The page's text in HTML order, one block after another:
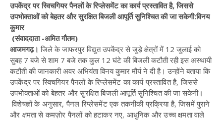
उपकेंद्र पर स्विचगियर पैनलों के रिप्लेसमेंट का कार्य प्रस्तावित है, जिससे
उपभोक्ताओं को बेहतर और सुरक्षित बिजली आपूर्ति सुनिश्चित की जा सकेगी:विनय
कुमार
(संवाददाता -अमित गौतम)
आजमगढ़।जिले के जाफरपुर विद्युत उपकेंद्र से जुड़े क्षेत्रों में 12 जुलाई को
सुबह 7 बजे से शाम 7 बजे तक कुल 12 घंटे की बिजली कटौती रही इस अस्थायी
कटौती की जानकारी अवर अभियंता विनय कुमार मौर्य ने दी है।उन्होंने बताया कि
उपकेंद्र पर स्विचगियर पैनलों के रिप्लेसमेंट का कार्य प्रस्तावित है, जिससे
उपभोक्ताओं को बेहतर और सुरक्षित बिजली आपूर्ति सुनिश्चित की जा सकेगी।
विशेषज्ञों के अनुसार, पैनल रिप्लेसमेंट एक तकनीकी प्रक्रिया है, जिसमें पुराने
और क्षमता से कमज़ोर पैनलों को हटाकर नए, आधुनिक और उच्च क्षमता वाले